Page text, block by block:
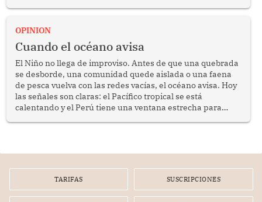
OPINION
Cuando el océano avisa
El Niño no llega de improviso. Antes de que una quebrada
se desborde, una comunidad quede aislada o una faena
de pesca vuelva con las redes vacías, el océano avisa. Hoy
las señales son claras: el Pacífico tropical se está
calentando y el Perú tiene una ventana estrecha para
TARIFAS SUSCRIPCIONES